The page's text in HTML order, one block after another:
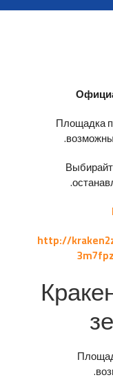
Площадка
http://